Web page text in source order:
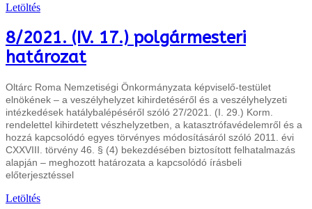
Letöltés
8/2021. (IV. 17.) polgármesteri
határozat
Oltárc Roma Nemzetiségi Önkormányzata képviselő-testület
elnökének – a veszélyhelyzet kihirdetéséről és a veszélyhelyzeti
intézkedések hatálybalépéséről szóló 27/2021. (I. 29.) Korm.
rendelettel kihirdetett vészhelyzetben, a katasztrófavédelemről és a
hozzá kapcsolódó egyes törvényes módosításáról szóló 2011. évi
CXXVIII. törvény 46. § (4) bekezdésében biztosított felhatalmazás
alapján – meghozott határozata a kapcsolódó írásbeli
előterjesztéssel
Letöltés